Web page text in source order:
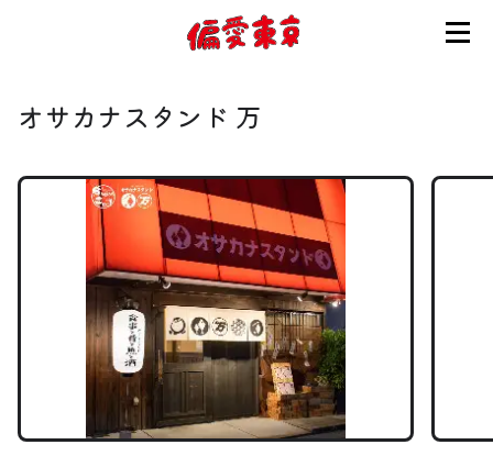
使い方
ログイン
会員登録
お知らせ
オサカナスタンド 万